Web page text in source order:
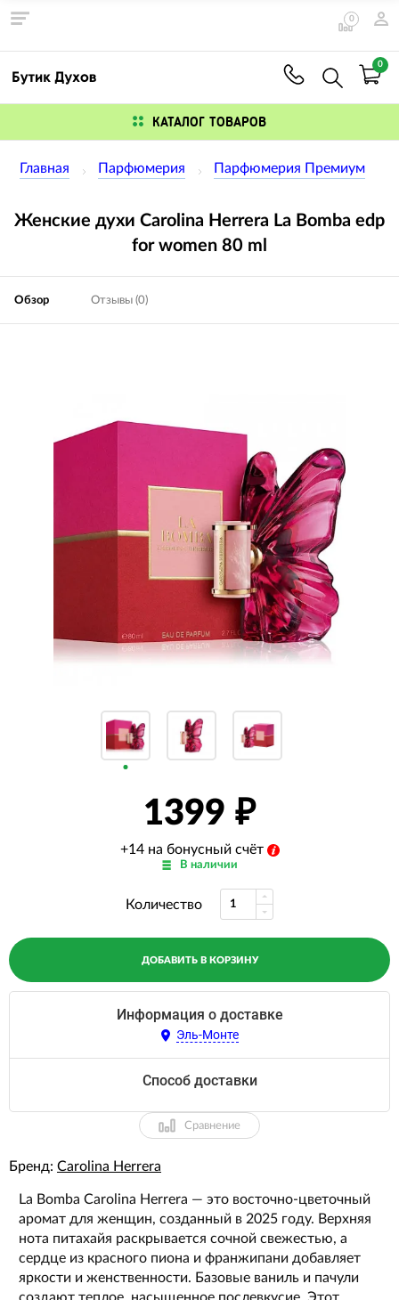
0
0
КАТАЛОГ ТОВАРОВ
Главная Парфюмерия Парфюмерия Премиум
Женские духи Carolina Herrera La Bomba edp
for women 80 ml
Обзор Отзывы (0)
1399
+14 на бонусный счёт
В наличии
Количество
ДОБАВИТЬ В КОРЗИНУ
Информация о доставке
Эль-Монте
Способ доставки
Сравнение
Бренд: Carolina Herrera
La Bomba Carolina Herrera — это восточно-цветочный
аромат для женщин, созданный в 2025 году. Верхняя
нота питахайя раскрывается сочной свежестью, а
сердце из красного пиона и франжипани добавляет
яркости и женственности. Базовые ваниль и пачули